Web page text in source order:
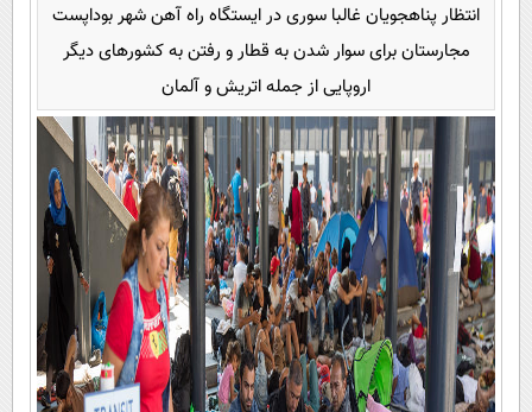
انتظار پناهجویان غالبا سوری در ایستگاه راه آهن شهر بوداپست
مجارستان برای سوار شدن به قطار و رفتن به کشورهای دیگر
اروپایی از جمله اتریش و آلمان